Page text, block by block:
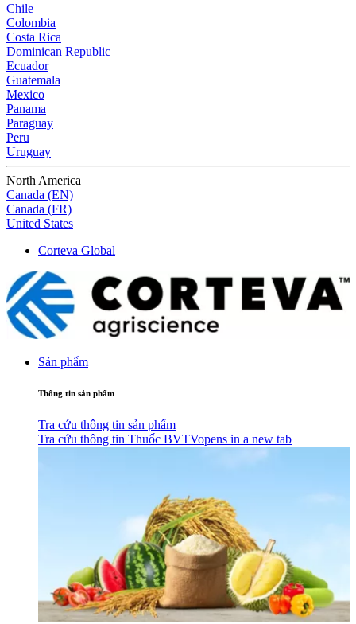
Chile
Colombia
Costa Rica
Dominican Republic
Ecuador
Guatemala
Mexico
Panama
Paraguay
Peru
Uruguay
North America
Canada (EN)
Canada (FR)
United States
Corteva Global
Sản phẩm
Thông tin sản phẩm
Tra cứu thông tin sản phẩm
Tra cứu thông tin Thuốc BVTVopens in a new tab